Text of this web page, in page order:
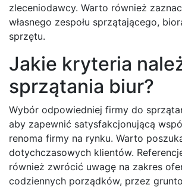
zleceniodawcy. Warto również
własnego zespołu sprzątającego,
sprzętu.
Jakie kryteria
sprzątania biur?
Wybór odpowiedniej firmy do
aby zapewnić satysfakcjonującą
renoma firmy na rynku. Warto
dotychczasowych klientów.
również zwrócić uwagę na zakres
codziennych porządków, przez